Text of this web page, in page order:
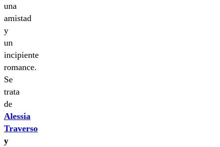
una
amistad
y
un
incipiente
romance.
Se
trata
de
Alessia
Traverso
y